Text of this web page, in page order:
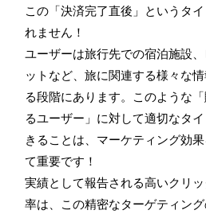
この「決済完了直後」というタ
れません！
ユーザーは旅行先での宿泊施設
ットなど、旅に関連する様々な
る段階にあります。このような
るユーザー」に対して適切なタ
きることは、マーケティング効
て重要です！
実績として報告される高いクリ
率は、この精密なターゲティン